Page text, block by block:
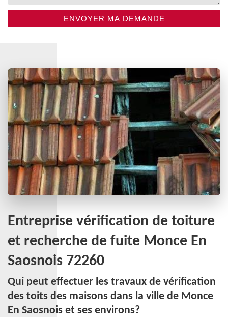
Entreprise vérification de toiture
et recherche de fuite Monce En
Saosnois 72260
Qui peut effectuer les travaux de vérification
des toits des maisons dans la ville de Monce
En Saosnois et ses environs?